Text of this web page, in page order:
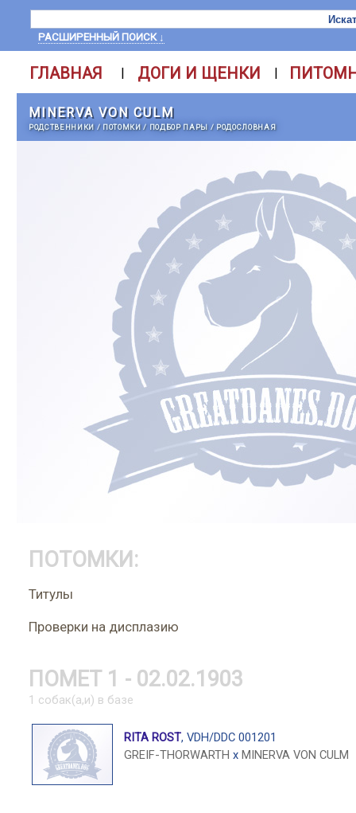
РАСШИРЕННЫЙ ПОИСК ↓
ГЛАВНАЯ | ДОГИ И ЩЕНКИ |
MINERVA VON CULM
РОДСТВЕННИКИ / ПОТОМКИ/ ПОДБОР ПАРЫ / РОДОСЛОВНАЯ
ПОТОМКИ:
Титулы
Проверки на дисплазию
ПОМЕТ 1 - 02.02.1903
1 собак(а,и) в базе
RITA ROST, VDH/DDC 001201
GREIF-THORWARTH x MINERVA VON CULM